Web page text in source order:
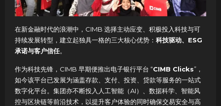
在新金融时代的浪潮中，CIMB 选择主动应变、积极投入科技与可
持续发展转型，建立起独具一格的三大核心优势： 科技驱动、ESG
承诺与客户信任。
作为科技先锋，CIMB 早期便推出电子银行平台 “CIMB Clicks”，
如今该平台已发展为涵盖存款、支付、投资、贷款等服务的一站式
数字化平台。集团亦不断投入人工智能（AI）、数据科学、智能风
控与区块链等前沿技术，以提升客户体验的同时确保交易安全与高